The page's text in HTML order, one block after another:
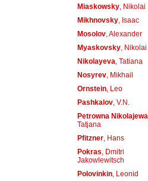
Miaskowsky, Nikolai
Mikhnovsky, Isaac
Mosolov, Alexander
Myaskovsky, Nikolai
Nikolayeva , Tatiana
Nosyrev, Mikhail
Ornstein, Leo
Pashkalov, V.N.
Petrowna Nikolajewa
Tatjana
Pfitzner, Hans
Pokras , Dmitri
Jakowlewitsch
Polovinkin, Leonid